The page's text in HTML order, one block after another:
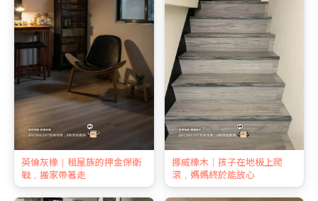
英倫灰橡｜租屋族的押金保衛
戰，搬家帶著走
挪威橡木｜孩子在地板上爬
滾，媽媽終於能放心